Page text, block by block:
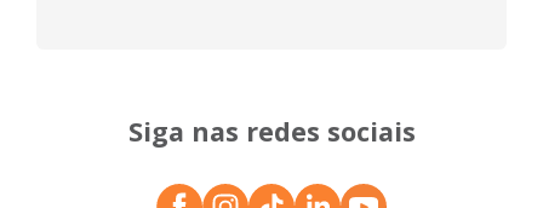
Siga nas redes sociais